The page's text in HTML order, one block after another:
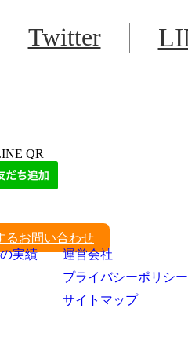
Twitter
るお問い合わせ
実績
運営会社
プライバシーポリシー
サイトマップ